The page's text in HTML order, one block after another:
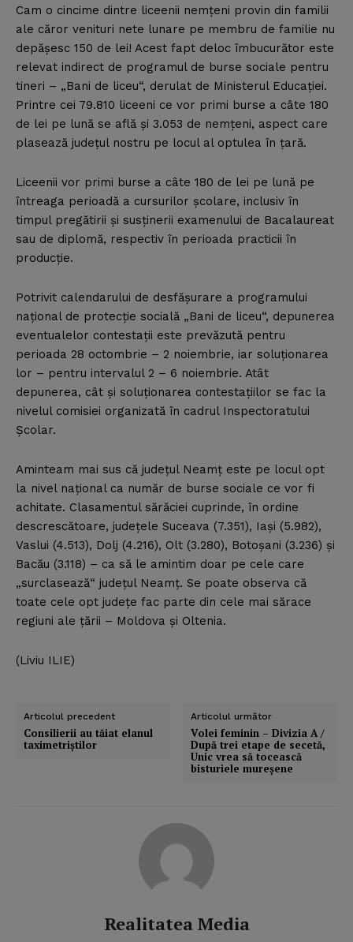
Cam o cincime dintre liceenii nemţeni provin din familii
ale căror venituri nete lunare pe membru de familie nu
depăşesc 150 de lei! Acest fapt deloc îmbucurător este
relevat indirect de programul de burse sociale pentru
tineri – „Bani de liceu“, derulat de Ministerul Educaţiei.
Printre cei 79.810 liceeni ce vor primi burse a câte 180
de lei pe lună se află şi 3.053 de nemţeni, aspect care
plasează judeţul nostru pe locul al optulea în ţară.
Liceenii vor primi burse a câte 180 de lei pe lună pe
întreaga perioadă a cursurilor şcolare, inclusiv în
timpul pregătirii şi susţinerii examenului de Bacalaureat
sau de diplomă, respectiv în perioada practicii în
producţie.
Potrivit calendarului de desfăşurare a programului
naţional de protecţie socială „Bani de liceu“, depunerea
eventualelor contestaţii este prevăzută pentru
perioada 28 octombrie – 2 noiembrie, iar soluţionarea
lor – pentru intervalul 2 – 6 noiembrie. Atât
depunerea, cât şi soluţionarea contestaţiilor se fac la
nivelul comisiei organizată în cadrul Inspectoratului
Şcolar.
Aminteam mai sus că judeţul Neamţ este pe locul opt
la nivel naţional ca număr de burse sociale ce vor fi
achitate. Clasamentul sărăciei cuprinde, în ordine
descrescătoare, judeţele Suceava (7.351), Iaşi (5.982),
Vaslui (4.513), Dolj (4.216), Olt (3.280), Botoşani (3.236) şi
Bacău (3.118) – ca să le amintim doar pe cele care
„surclasează“ judeţul Neamţ. Se poate observa că
toate cele opt judeţe fac parte din cele mai sărace
regiuni ale ţării – Moldova şi Oltenia.
(Liviu ILIE)
Articolul precedent
Consilierii au tăiat elanul
taximetriştilor
Articolul următor
Volei feminin – Divizia A /
După trei etape de secetă,
Unic vrea să tocească
bisturiele mureşene
Realitatea Media